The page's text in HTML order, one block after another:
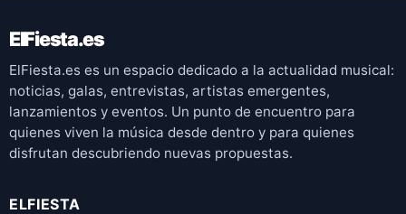
ElFiesta.es
ElFiesta.es es un espacio dedicado a la actualidad musical:
noticias, galas, entrevistas, artistas emergentes,
lanzamientos y eventos. Un punto de encuentro para
quienes viven la música desde dentro y para quienes
disfrutan descubriendo nuevas propuestas.
ELFIESTA